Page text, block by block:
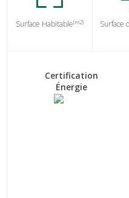
Surface Habitable(m2)
Surface
Certification
Énergie